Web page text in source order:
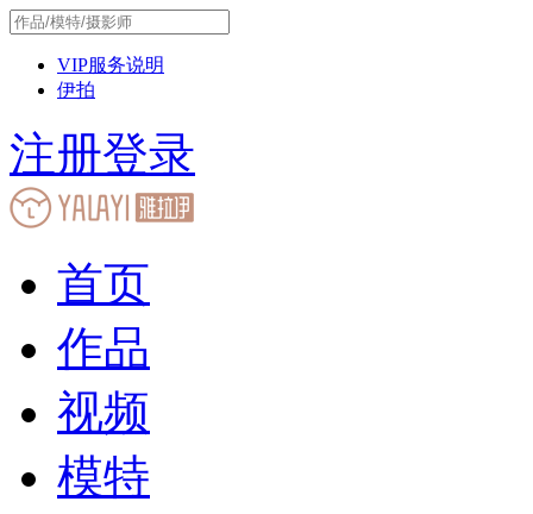
VIP服务说明
伊拍
注册登录
首页
作品
视频
模特